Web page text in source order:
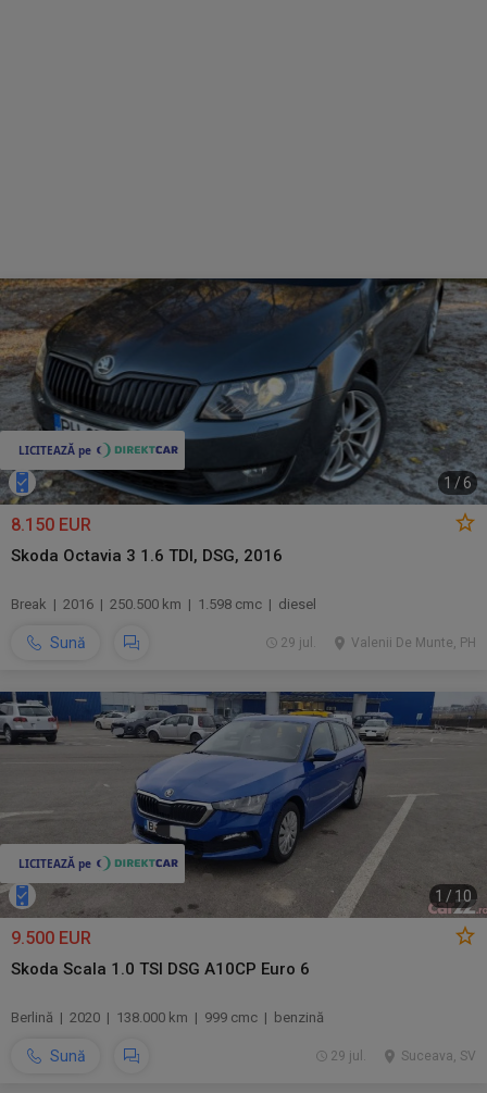
1 /6
8.150 EUR
Skoda Octavia 3 1.6 TDI, DSG, 2016
Break | 2016 | 250.500 km | 1.598 cmc | diesel
Sună Valenii De Munte, PH
29 jul.
1 / 10
9.500 EUR
Skoda Scala 1.0 TSI DSG A10CP Euro 6
Berlină | 2020 | 138.000 km | 999 cmc | benzină
Sună Suceava, SV
29 jul.